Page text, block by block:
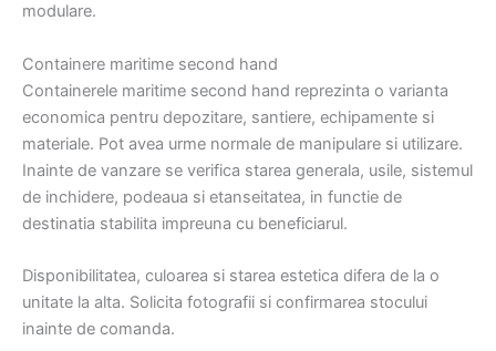
modulare.
Containere maritime second hand
Containerele maritime second hand reprezinta o varianta
economica pentru depozitare, santiere, echipamente si
materiale. Pot avea urme normale de manipulare si utilizare.
Inainte de vanzare se verifica starea generala, usile, sistemul
de inchidere, podeaua si etanseitatea, in functie de
destinatia stabilita impreuna cu beneficiarul.
Disponibilitatea, culoarea si starea estetica difera de la o
unitate la alta. Solicita fotografii si confirmarea stocului
inainte de comanda.